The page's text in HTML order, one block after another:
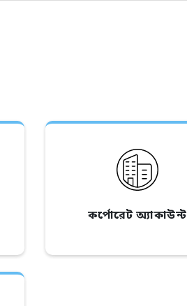
কর্পোরেট অ্যাকাউন্ট